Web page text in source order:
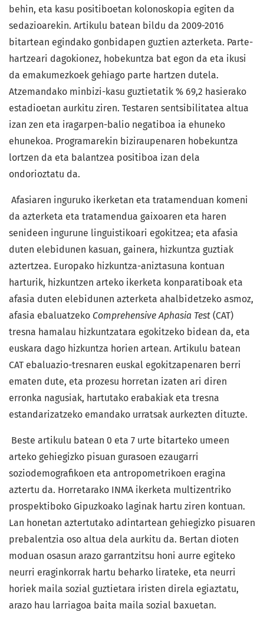
behin, eta kasu positiboetan kolonoskopia egiten da
sedazioarekin. Artikulu batean bildu da 2009-2016
bitartean egindako gonbidapen guztien azterketa. Parte-
hartzeari dagokionez, hobekuntza bat egon da eta ikusi
da emakumezkoek gehiago parte hartzen dutela.
Atzemandako minbizi-kasu guztietatik % 69,2 hasierako
estadioetan aurkitu ziren. Testaren sentsibilitatea altua
izan zen eta iragarpen-balio negatiboa ia ehuneko
ehunekoa. Programarekin biziraupenaren hobekuntza
lortzen da eta balantzea positiboa izan dela
ondorioztatu da.
Afasiaren inguruko ikerketan eta tratamenduan komeni
da azterketa eta tratamendua gaixoaren eta haren
senideen ingurune linguistikoari egokitzea; eta afasia
duten elebidunen kasuan, gainera, hizkuntza guztiak
aztertzea. Europako hizkuntza-aniztasuna kontuan
harturik, hizkuntzen arteko ikerketa konparatiboak eta
afasia duten elebidunen azterketa ahalbidetzeko asmoz,
afasia ebaluatzeko Comprehensive Aphasia Test (CAT)
tresna hamalau hizkuntzatara egokitzeko bidean da, eta
euskara dago hizkuntza horien artean. Artikulu batean
CAT ebaluazio-tresnaren euskal egokitzapenaren berri
ematen dute, eta prozesu horretan izaten ari diren
erronka nagusiak, hartutako erabakiak eta tresna
estandarizatzeko emandako urratsak aurkezten dituzte.
Beste artikulu batean 0 eta 7 urte bitarteko umeen
arteko gehiegizko pisuan gurasoen ezaugarri
soziodemografikoen eta antropometrikoen eragina
aztertu da. Horretarako INMA ikerketa multizentriko
prospektiboko Gipuzkoako laginak hartu ziren kontuan.
Lan honetan aztertutako adintartean gehiegizko pisuaren
prebalentzia oso altua dela aurkitu da. Bertan dioten
moduan osasun arazo garrantzitsu honi aurre egiteko
neurri eraginkorrak hartu beharko lirateke, eta neurri
horiek maila sozial guztietara iristen direla egiaztatu,
arazo hau larriagoa baita maila sozial baxuetan.